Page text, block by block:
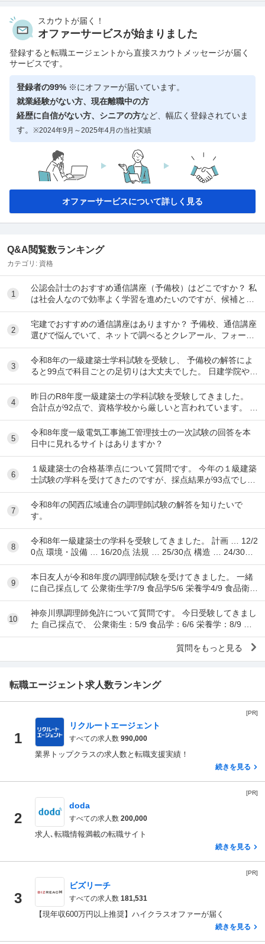
スカウトが届く！
オファーサービスが始まりました
登録すると転職エージェントから直接スカウトメッセージが届く
サービスです。
登録者の99% ※にオファーが届いています。
就業経験がない方、現在離職中の方
経歴に自信がない方、シニアの方など、幅広く登録されていま
す。 ※2024年9月～2025年4月の当社実績
オファーサービスについて詳しく見る
Q&A閲覧数ランキング
カテゴリ: 資格
1
公認会計士のおすすめ通信講座（予備校）はどこですか？ 私
は社会人なので効率よく学習を進めたいのですが、候補とし
てはクレアール、LEC、CPA会計学院、大原...
2
宅建でおすすめの通信講座はありますか？ 予備校、通信講座
選びで悩んでいて、ネットで調べるとクレアール、フォーサ
イト、スタディング、TACなど色々出てきて...
3
令和8年の一級建築士学科試験を受験し、 予備校の解答によ
ると99点で科目ごとの足切りは大丈夫でした。 日建学院やX
によると合格最低点予想が高くなると言われ...
4
昨日のR8年度一級建築士の学科試験を受験してきました。
合計点が92点で、資格学校から厳しいと言われています。 製
図の準備は始めるべきでしょうか？ ちな...
5
令和8年度一級電気工事施工管理技士の一次試験の回答を本
日中に見れるサイトはありますか？
6
１級建築士の合格基準点について質問です。 今年の１級建築
士試験の学科を受けてきたのですが、採点結果が93点でし
た。 各予備校の予想される合格基準点は N...
7
令和8年の関西広域連合の調理師試験の解答を知りたいで
す。
8
令和8年一級建築士の学科を受験してきました。 計画 … 12/2
0点 環境・設備 … 16/20点 法規 … 25/30点 構造 … 24/30点
...
9
本日友人が令和8年度の調理師試験を受けてきました。 一緒
に自己採点して 公衆衛生学7/9 食品学5/6 栄養学4/9 食品衛生
学8/15 調理理論9/17 食文
10
神奈川県調理師免許について質問です。 今日受験してきまし
た 自己採点で、 公衆衛生：5/9 食品学：6/6 栄養学：8/9 食
品衛生：10/15 調理理...
質問をもっと見る
転職エージェント求人数ランキング
[PR]
1
リクルートエージェント
すべての求人数 990,000
業界トップクラスの求人数と転職支援実績！
続きを見る
[PR]
2
doda
すべての求人数 200,000
求人､転職情報満載の転職サイト
続きを見る
[PR]
3
ビズリーチ
すべての求人数 181,531
【現年収600万円以上推奨】ハイクラスオファーが届く
続きを見る